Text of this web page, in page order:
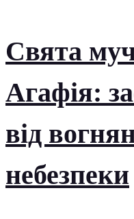
Свята
Агафія:
від
небезпеки